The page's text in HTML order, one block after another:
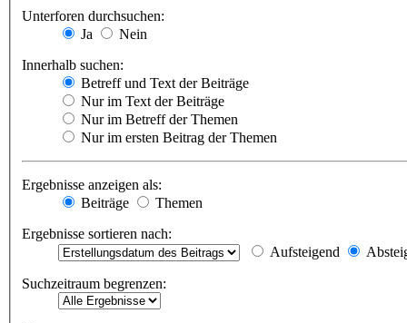
Unterforen durchsuchen:
Ja
Nein
Innerhalb suchen:
Betreff und Text der Beiträge
Nur im Text der Beiträge
Nur im Betreff der Themen
Nur im ersten Beitrag der Themen
Ergebnisse anzeigen als:
Beiträge
Themen
Ergebnisse sortieren nach:
Aufsteigend
Suchzeitraum begrenzen: